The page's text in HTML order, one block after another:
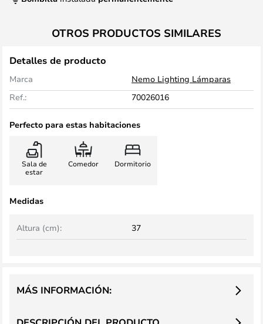
OTROS PRODUCTOS SIMILARES
Detalles de producto
Marca
Nemo Lighting Lámparas
Ref.:
70026016
Perfecto para estas habitaciones
Sala de
estar
Comedor Dormitorio
Medidas
Altura (cm): 37
MÁS INFORMACIÓN: